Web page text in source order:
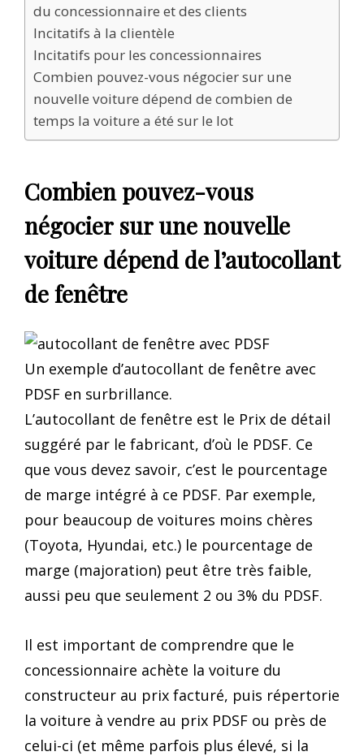
du concessionnaire et des clients
Incitatifs à la clientèle
Incitatifs pour les concessionnaires
Combien pouvez-vous négocier sur une
nouvelle voiture dépend de combien de
temps la voiture a été sur le lot
Combien pouvez-vous
négocier sur une nouvelle
voiture dépend de l’autocollant
de fenêtre
Un exemple d’autocollant de fenêtre avec
PDSF en surbrillance.
L’autocollant de fenêtre est le Prix de détail
suggéré par le fabricant, d’où le PDSF. Ce
que vous devez savoir, c’est le pourcentage
de marge intégré à ce PDSF. Par exemple,
pour beaucoup de voitures moins chères
(Toyota, Hyundai, etc.) le pourcentage de
marge (majoration) peut être très faible,
aussi peu que seulement 2 ou 3% du PDSF.
Il est important de comprendre que le
concessionnaire achète la voiture du
constructeur au prix facturé, puis répertorie
la voiture à vendre au prix PDSF ou près de
celui-ci (et même parfois plus élevé, si la